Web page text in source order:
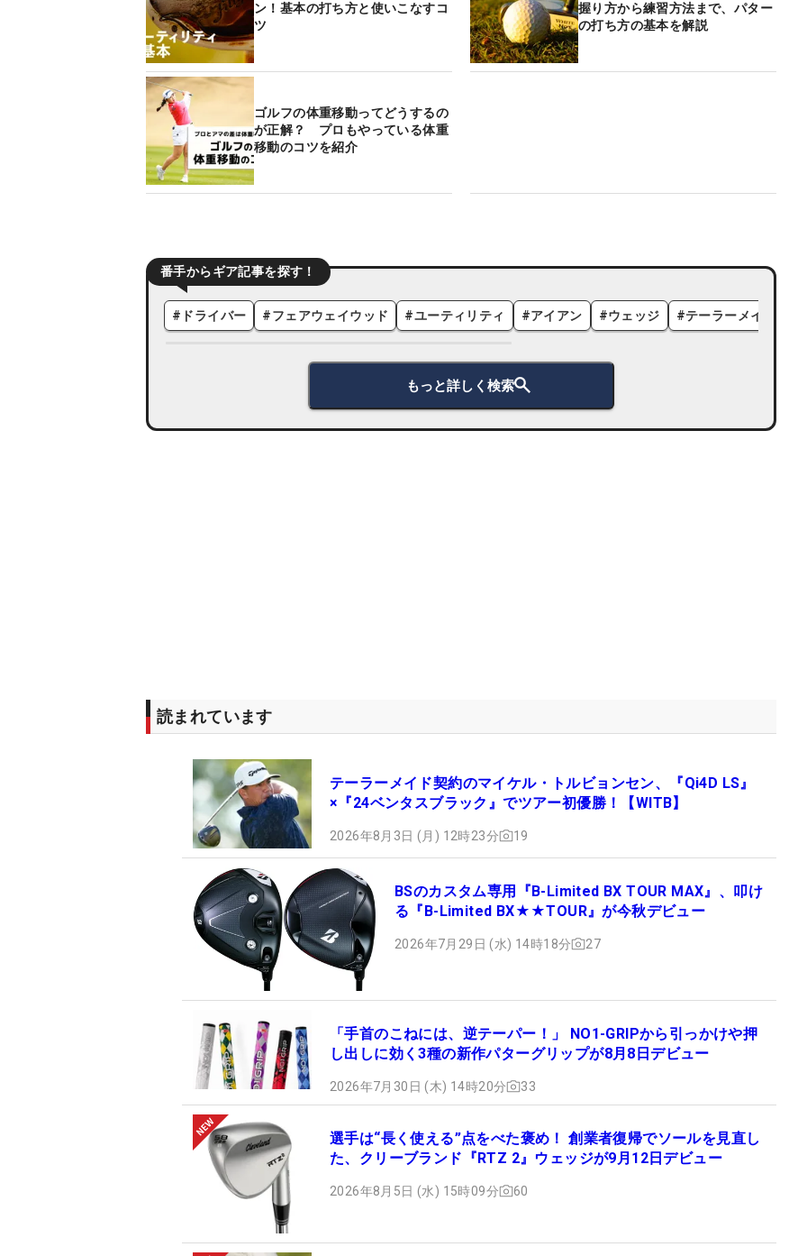
ン！基本の打ち方と使いこなすコ
ツ
握り方から練習方法まで、パター
の打ち方の基本を解説
ゴルフの体重移動ってどうするの
が正解？ プロもやっている体重
移動のコツを紹介
番手からギア記事を探す！
# ドライバー #フェアウェイウッド #ユーティリティ #アイアン #ウェッジ #テーラーメイド
もっと詳しく検索
読まれています
テーラーメイド契約のマイケル・トルビョンセン、『Qi4D LS』
×『24ベンタスブラック』でツアー初優勝！【WITB】
2026年8月3日 (月) 12時23分 19
BSのカスタム専用『B-Limited BX TOUR MAX』、叩け
る『B-Limited BX★★TOUR』が今秋デビュー
2026年7月29日 (水) 14時18分 27
「手首のこねには、逆テーパー！」 NO1-GRIPから引っかけや押
し出しに効く3種の新作パターグリップが8月8日デビュー
2026年7月30日 (木) 14時20分 33
選手は“長く使える”点をべた褒め！ 創業者復帰でソールを見直し
た、クリーブランド『RTZ 2』ウェッジが9月12日デビュー
2026年8月5日 (水) 15時09分 60